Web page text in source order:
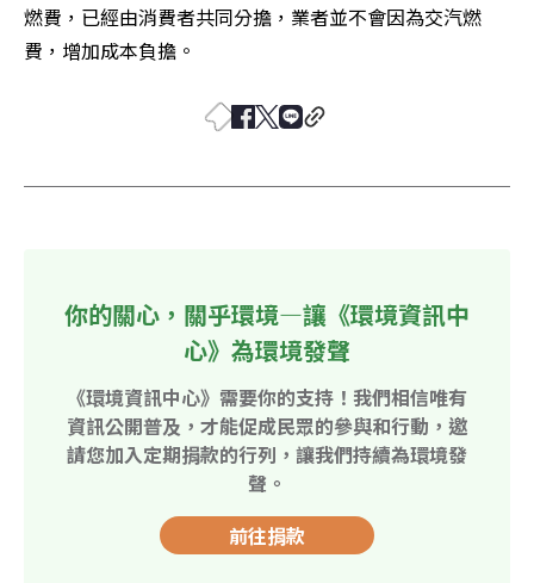
燃費，已經由消費者共同分擔，業者並不會因為交汽燃
費，增加成本負擔。
你的關心，關乎環境—讓《環境資訊中
心》為環境發聲
《環境資訊中心》需要你的支持！我們相信唯有
資訊公開普及，才能促成民眾的參與和行動，邀
請您加入定期捐款的行列，讓我們持續為環境發
聲。
前往捐款